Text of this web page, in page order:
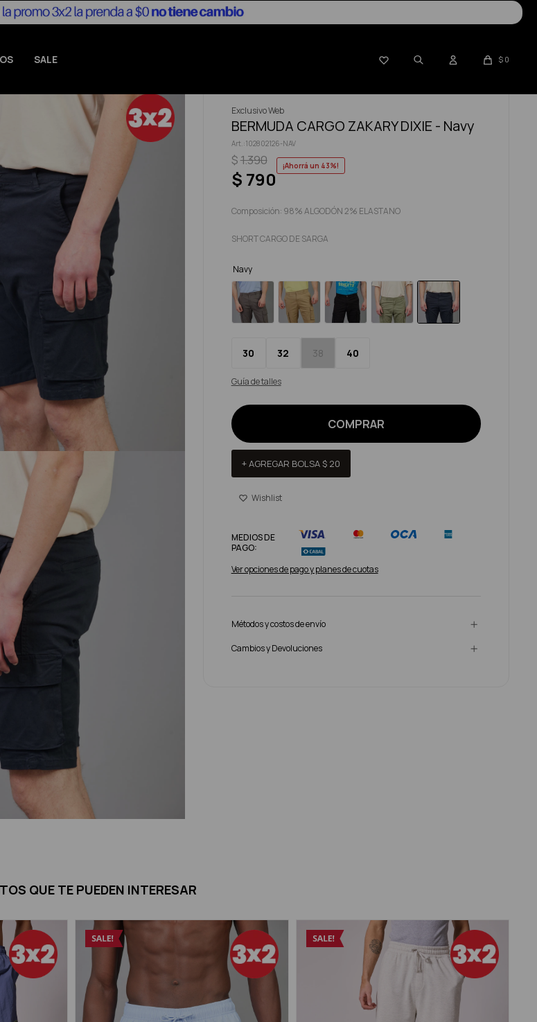
SALE  $ 0
Exclusivo Web
BERMUDA CARGO ZAKARY DIXIE - Navy
102802126-NAV
$ 790
$1.390 43
Composición: 98% ALGODÓN 2% ELASTANO
SHORT CARGO DE SARGA
Navy
30 32 38 40
Guía de talles
COMPRAR
+ AGREGAR BOLSA$ 20
MEDIOS DE
PAGO:
Ver opciones de pago y planes de cuotas
Métodos y costos de envío
Cambios y Devoluciones
QUE TE PUEDEN INTERESAR